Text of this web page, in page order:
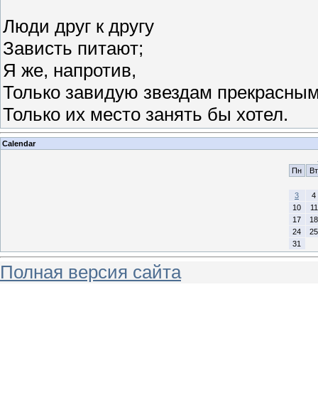
Люди друг к другу
Зависть питают;
Я же, напротив,
Только завидую звездам
Только их место занять бы хотел.
Calendar
Пн
Вт
3
4
10
11
17
18
24
25
31
Полная версия сайта